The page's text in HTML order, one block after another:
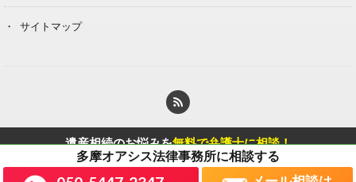
遺産相続のお悩みを無料で弁護士に相談！
多摩オアシス法律事務所に相談する
サイトマップ
© Copyright 2020 Berg Klein Inc.